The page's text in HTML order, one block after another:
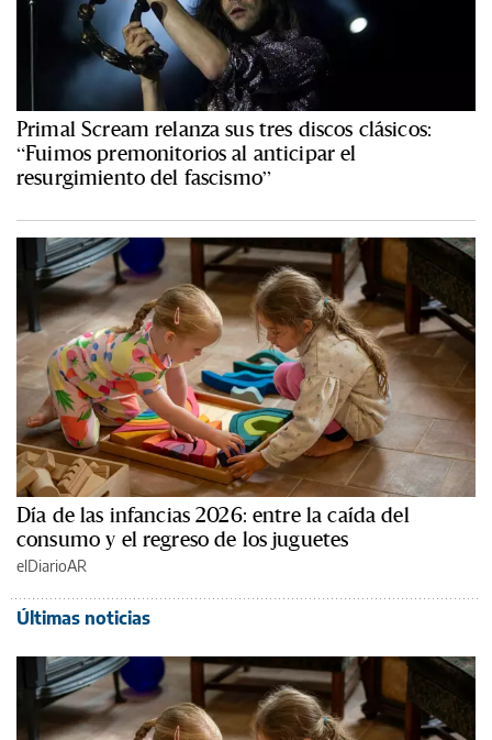
Primal Scream relanza sus tres discos clásicos:
“Fuimos premonitorios al anticipar el
resurgimiento del fascismo”
Día de las infancias 2026: entre la caída del
consumo y el regreso de los juguetes
elDiarioAR
Últimas noticias